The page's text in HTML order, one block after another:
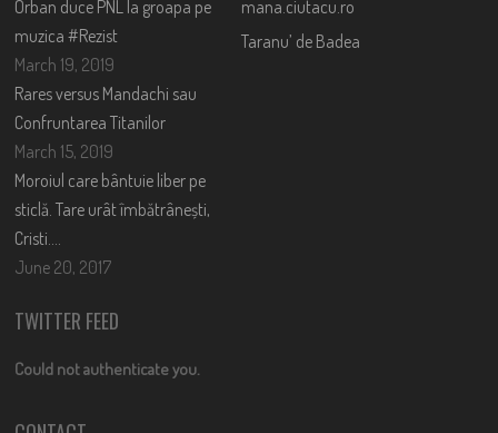
Orban duce PNL la groapa pe
muzica #Rezist
March 19, 2019
Rares versus Mandachi sau
Confruntarea Titanilor
March 15, 2019
Moroiul care bântuie liber pe
sticlă. Tare urât îmbătrânești,
Cristi….
June 20, 2017
mana.ciutacu.ro
Taranu’ de Badea
TWITTER FEED
Could not authenticate you.